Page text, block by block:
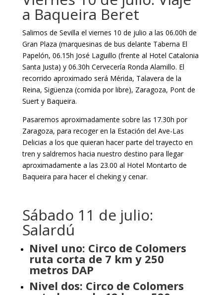
a Baqueira Beret
Salimos de Sevilla el viernes 10 de julio a las 06.00h de
Gran Plaza (marquesinas de bus delante Taberna El
Papelón, 06.15h José Laguillo (frente al Hotel Catalonia
Santa Justa) y 06.30h Cervecería Ronda Alamillo. El
recorrido aproximado será Mérida, Talavera de la
Reina, Sigüenza (comida por libre), Zaragoza, Pont de
Suert y Baqueira.
Pasaremos aproximadamente sobre las 17.30h por
Zaragoza, para recoger en la Estación del Ave-Las
Delicias a los que quieran hacer parte del trayecto en
tren y saldremos hacia nuestro destino para llegar
aproximadamente a las 23.00 al Hotel Montarto de
Baqueira para hacer el cheking y cenar.
Sábado 11 de julio:
Salardú
Nivel uno: Circo de Colomers
ruta corta de 7 km y 250
metros DAP
Nivel dos: Circo de Colomers